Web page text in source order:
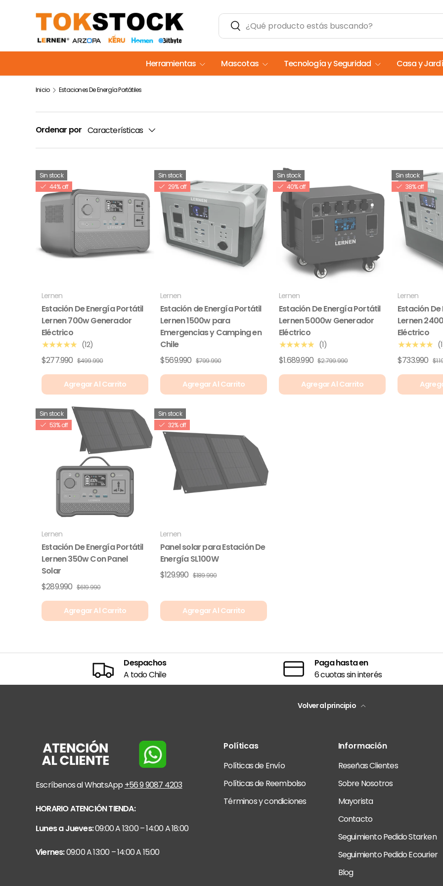
Ir al contenido Buscar
Buscar
Herramientas Mascotas Tecnología y Seguridad Casa y
Inicio Estaciones De Energía Portátiles
Ordenar por Características
Sin stock
44% off
Lernen
Estación De Energía Portátil
Lernen 700w Generador
Eléctrico
★★★★★ (12)
$277.990 $499.990
Agregar Al Carrito
Sin stock
29% off
Lernen
Estación de Energía Portátil
Lernen 1500w para
Emergencias y Camping en
Chile
$569.990 $799.990
Agregar Al Carrito
Sin stock
40% off
Lernen
Estación De Energía Portátil
Lernen 5000w Generador
Eléctrico
★★★★★ (1)
$1.689.990 $2.799.990
Agregar Al Carrito
Sin stock
38% off
Lernen
Estación
Lernen
Eléctrico
★★★★★
$733.990
Sin stock
53% off
Lernen
Estación De Energía Portátil
Lernen 350w Con Panel
Solar
$289.990 $619.990
Agregar Al Carrito
Sin stock
32% off
Lernen
Panel solar para Estación De
Energía SL100W
$129.990 $189.990
Agregar Al Carrito
Despachos
A todo Chile
Paga hasta en
6 cuotas sin interés
Volver al principio
Escríbenos al WhatsApp +56 9 9087 4203
HORARIO ATENCIÓN TIENDA:
Lunes a Jueves:09:00 A 13:00 – 14:00 A 18:00
Viernes:09:00 A 13:00 – 14:00 A 15:00
Políticas
Políticas de Envío
Políticas de Reembolso
Términos y condiciones
Información
Reseñas Clientes
Sobre Nosotros
Mayorista
Contacto
Seguimiento Pedido Starken
Seguimiento Pedido Ecourier
Blog